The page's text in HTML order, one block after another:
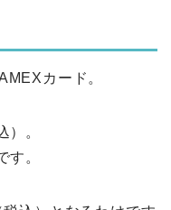
カード。
）。
す。